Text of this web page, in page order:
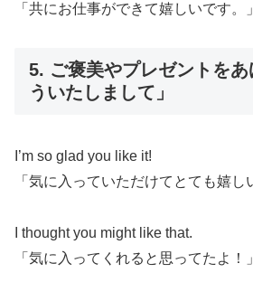
「共にお仕事ができて嬉しいです。」
5. ご褒美やプレゼントを
ういたしまして」
I’m so glad you like it!
「気に入っていただけてとても嬉し
I thought you might like that.
「気に入ってくれると思ってたよ！」